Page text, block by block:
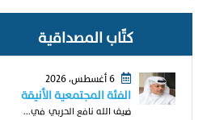
كتّاب المصداقية
الفئة المجتمعية الأنيقة
ضيف الله نافع الحربي في...